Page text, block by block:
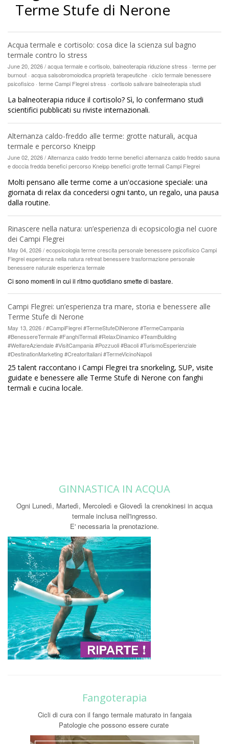
Terme Stufe di Nerone
Acqua termale e cortisolo: cosa dice la scienza sul bagno
termale contro lo stress
June 20, 2026 / acqua termale e cortisolo, balneoterapia riduzione stress · terme per
burnout · acqua salsobromoiodica proprietà terapeutiche · ciclo termale benessere
psicofisico · terme Campi Flegrei stress · cortisolo salivare balneoterapia studi
La balneoterapia riduce il cortisolo? Sì, lo confermano studi
scientifici pubblicati su riviste internazionali.
Alternanza caldo-freddo alle terme: grotte naturali, acqua
termale e percorso Kneipp
June 02, 2026 / Alternanza caldo freddo terme benefici alternanza caldo freddo sauna
e doccia fredda benefici percorso Kneipp benefici grotte termali Campi Flegrei
Molti pensano alle terme come a un'occasione speciale: una
giornata di relax da concedersi ogni tanto, un regalo, una pausa
dalla routine.
Rinascere nella natura: un’esperienza di ecopsicologia nel cuore
dei Campi Flegrei
May 04, 2026 / ecopsicologia terme crescita personale benessere psicofisico Campi
Flegrei esperienza nella natura retreat benessere trasformazione personale
benessere naturale esperienza termale
Ci sono momenti in cui il ritmo quotidiano smette di bastare.
Campi Flegrei: un’esperienza tra mare, storia e benessere alle
Terme Stufe di Nerone
May 13, 2026 / #CampiFlegrei #TermeStufeDiNerone #TermeCampania
#BenessereTermale #FanghiTermali #RelaxDinamico #TeamBuilding
#WelfareAziendale #VisitCampania #Pozzuoli #Bacoli #TurismoEsperienziale
#DestinationMarketing #CreatorItaliani #TermeVicinoNapoli
25 talent raccontano i Campi Flegrei tra snorkeling, SUP, visite
guidate e benessere alle Terme Stufe di Nerone con fanghi
termali e cucina locale.
GINNASTICA IN ACQUA
Ogni Lunedì, Martedì, Mercoledì e Giovedì la crenokinesi in acqua
termale inclusa nell'ingresso.
E' necessaria la prenotazione.
Fangoterapia
Cicli di cura con il fango termale maturato in fangaia
Patologie che possono essere curate